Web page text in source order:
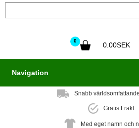
0
0.00SEK
Navigation
Snabb
Gratis Frakt
Med eget namn och